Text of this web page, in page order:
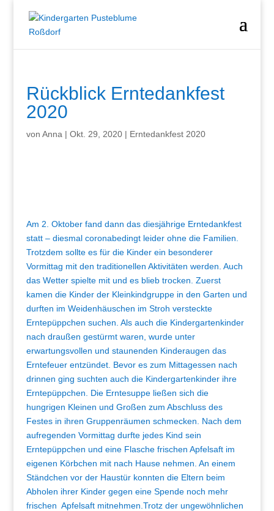
Rückblick Erntedankfest
2020
von Anna | Okt. 29, 2020| Erntedankfest 2020
Am 2. Oktober fand dann das diesjährige Erntedankfest
statt – diesmal coronabedingt leider ohne die Familien.
Trotzdem sollte es für die Kinder ein besonderer
Vormittag mit den traditionellen Aktivitäten werden. Auch
das Wetter spielte mit und es blieb trocken. Zuerst
kamen die Kinder der Kleinkindgruppe in den Garten und
durften im Weidenhäuschen im Stroh versteckte
Erntepüppchen suchen. Als auch die Kindergartenkinder
nach draußen gestürmt waren, wurde unter
erwartungsvollen und staunenden Kinderaugen das
Erntefeuer entzündet. Bevor es zum Mittagessen nach
drinnen ging suchten auch die Kindergartenkinder ihre
Erntepüppchen. Die Erntesuppe ließen sich die
hungrigen Kleinen und Großen zum Abschluss des
Festes in ihren Gruppenräumen schmecken. Nach dem
aufregenden Vormittag durfte jedes Kind sein
Erntepüppchen und eine Flasche frischen Apfelsaft im
eigenen Körbchen mit nach Hause nehmen. An einem
Ständchen vor der Haustür konnten die Eltern beim
Abholen ihrer Kinder gegen eine Spende noch mehr
frischen Apfelsaft mitnehmen.Trotz der ungewöhnlichen